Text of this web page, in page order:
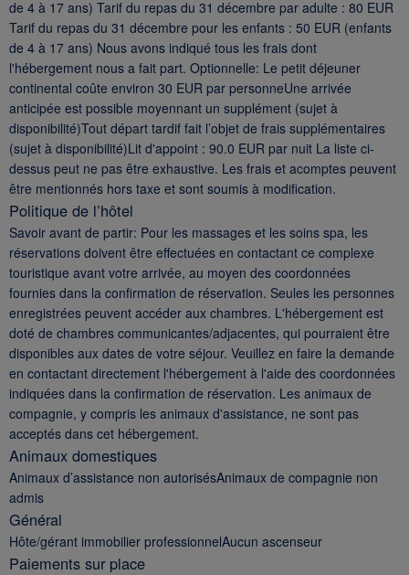
de 4 à 17 ans) Tarif du repas du 31 décembre par adulte : 80 EUR
Tarif du repas du 31 décembre pour les enfants : 50 EUR (enfants
de 4 à 17 ans) Nous avons indiqué tous les frais dont
l'hébergement nous a fait part. Optionnelle: Le petit déjeuner
continental coûte environ 30 EUR par personneUne arrivée
anticipée est possible moyennant un supplément (sujet à
disponibilité)Tout départ tardif fait l’objet de frais supplémentaires
(sujet à disponibilité)Lit d'appoint : 90.0 EUR par nuit La liste ci-
dessus peut ne pas être exhaustive. Les frais et acomptes peuvent
être mentionnés hors taxe et sont soumis à modification.
Politique de l’hôtel
Savoir avant de partir: Pour les massages et les soins spa, les
réservations doivent être effectuées en contactant ce complexe
touristique avant votre arrivée, au moyen des coordonnées
fournies dans la confirmation de réservation. Seules les personnes
enregistrées peuvent accéder aux chambres. L'hébergement est
doté de chambres communicantes/adjacentes, qui pourraient être
disponibles aux dates de votre séjour. Veuillez en faire la demande
en contactant directement l'hébergement à l'aide des coordonnées
indiquées dans la confirmation de réservation. Les animaux de
compagnie, y compris les animaux d'assistance, ne sont pas
acceptés dans cet hébergement.
Animaux domestiques
Animaux d’assistance non autorisésAnimaux de compagnie non
admis
Général
Hôte/gérant immobilier professionnelAucun ascenseur
Paiements sur place